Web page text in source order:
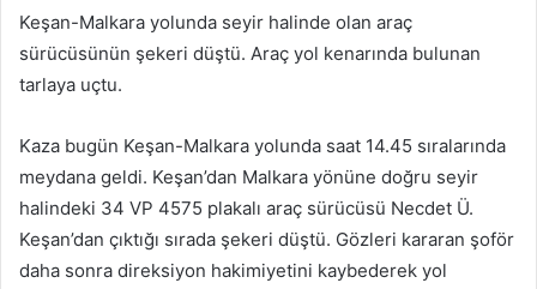
göndermek
Keşan-Malkara yolunda seyir halinde olan araç
sürücüsünün şekeri düştü. Araç yol kenarında bulunan
tarlaya uçtu.
Kaza bugün Keşan-Malkara yolunda saat 14.45 sıralarında
meydana geldi. Keşan’dan Malkara yönüne doğru seyir
halindeki 34 VP 4575 plakalı araç sürücüsü Necdet Ü.
Keşan’dan çıktığı sırada şekeri düştü. Gözleri kararan şoför
daha sonra direksiyon hakimiyetini kaybederek yol